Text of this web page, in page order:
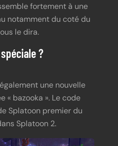
fortement à une
notamment du coté du
le dira.
?
une nouvelle
« bazooka ». Le code
Splatoon premier du
Splatoon 2.